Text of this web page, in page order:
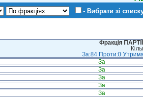
- Вибрати зі
Фракція
За:84 Проти:0
За
За
За
За
За